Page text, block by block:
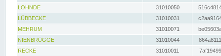
LOHNDE
31010050
LÜBBECKE
31010031
MEHRUM
31010071
NIENBRÜGGE
31010044
RECKE
31010011